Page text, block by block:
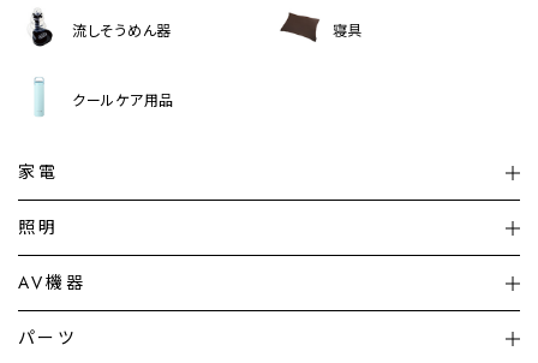
流しそうめん器 寝具
クールケア用品
家電
加湿器・空気清浄機
照明
シーリングライト
AV機器
テレビ
パーツ